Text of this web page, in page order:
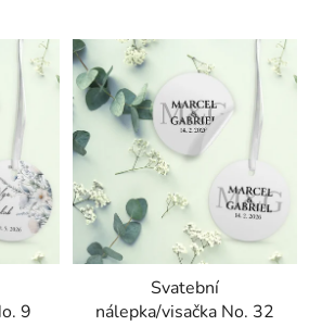
9
Svatební
nálepka/visačka No. 32